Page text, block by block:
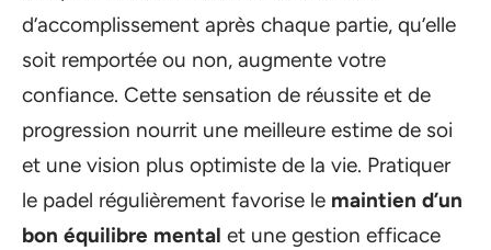
d’accomplissement après chaque partie, qu’elle
soit remportée ou non, augmente votre
confiance. Cette sensation de réussite et de
progression nourrit une meilleure estime de soi
et une vision plus optimiste de la vie. Pratiquer
le padel régulièrement favorise le maintien d’un
bon équilibre mental et une gestion efficace